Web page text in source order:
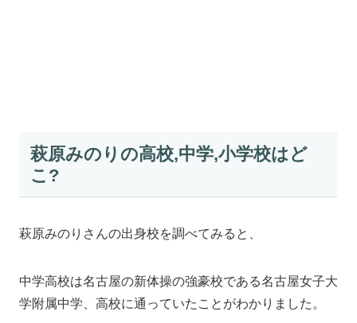
萩原みのりの高校,中学,小学校はど
こ?
萩原みのりさんの出身校を調べてみると、
中学高校は名古屋の新体操の強豪校である名古屋女子大
学附属中学、高校に通っていたことがわかりました。